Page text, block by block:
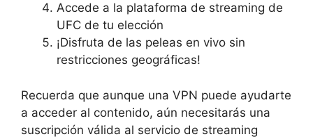
Accede a la plataforma de streaming de
UFC de tu elección
¡Disfruta de las peleas en vivo sin
restricciones geográficas!
Recuerda que aunque una VPN puede ayudarte
a acceder al contenido, aún necesitarás una
suscripción válida al servicio de streaming